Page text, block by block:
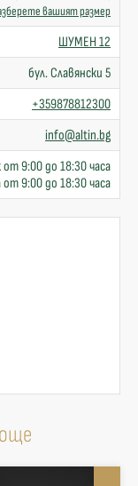
вашият размер
ШУМЕН 12
бул. Славянски 5
+359878812300
info@altin.bg
9:00 до 18:30 часа
9:00 до 18:30 часа